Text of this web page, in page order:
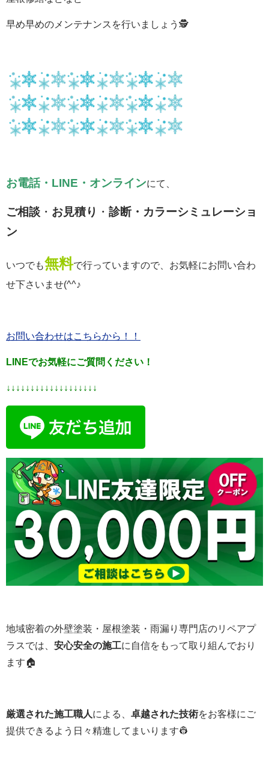
早め早めのメンテナンスを行いましょう🕵
お電話・LINE・オンラインにて、
ご相談 ・ お見積り ・ 診断・カラーシミュレーショ
ン
いつでも無料で行っていますので、お気軽にお問い合わ
せ下さいませ(^^♪
お問い合わせはこちらから！！
LINEでお気軽にご質問ください！
↓↓↓↓↓↓↓↓↓↓↓↓↓↓↓↓↓↓↓
地域密着の外壁塗装・屋根塗装・雨漏り専門店のリペアプ
ラスでは、 安心安全の施工に自信をもって取り組んでおり
ます🏠
厳選された施工職人による、 卓越された技術をお客様にご
提供できるよう日々精進してまいります👷